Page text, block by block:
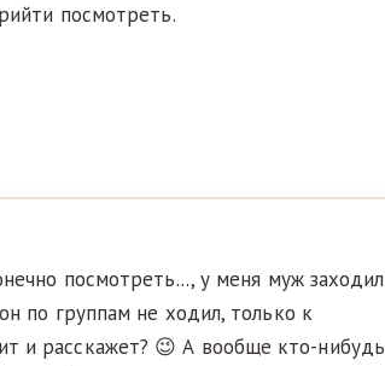
посмотреть.
посмотреть..., у меня муж заходил
по группам не ходил, только к
и расскажет? 😉 А вообще кто-нибудь